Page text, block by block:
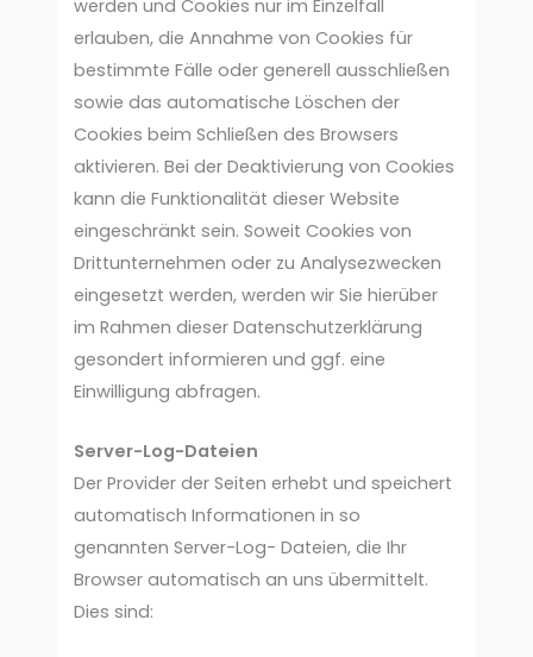
werden und Cookies nur im Einzelfall
erlauben, die Annahme von Cookies für
bestimmte Fälle oder generell ausschließen
sowie das automatische Löschen der
Cookies beim Schließen des Browsers
aktivieren. Bei der Deaktivierung von Cookies
kann die Funktionalität dieser Website
eingeschränkt sein. Soweit Cookies von
Drittunternehmen oder zu Analysezwecken
eingesetzt werden, werden wir Sie hierüber
im Rahmen dieser Datenschutzerklärung
gesondert informieren und ggf. eine
Einwilligung abfragen.
Server-Log-Dateien
Der Provider der Seiten erhebt und speichert
automatisch Informationen in so
genannten Server-Log- Dateien, die Ihr
Browser automatisch an uns übermittelt.
Dies sind: